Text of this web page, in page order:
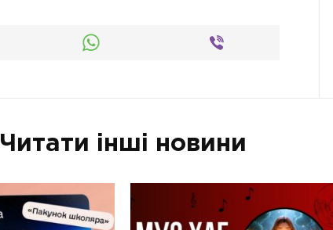
Читати інші новини